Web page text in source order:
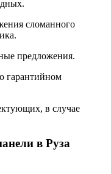
сломанного
предложения.
гарантийном
в случае
в Руза